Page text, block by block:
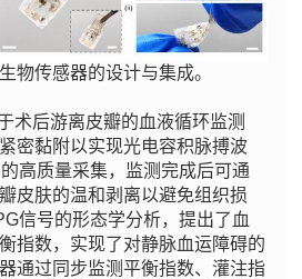
物传感器的设计与集成。
术后游离皮瓣的血液循环监测
密黏附以实现光电容积脉搏波
高质量采集，监测完成后可通
皮肤的温和剥离以避免组织损
信号的形态学分析，提出了血
指数，实现了对静脉血运障碍的
通过同步监测平衡指数、灌注指